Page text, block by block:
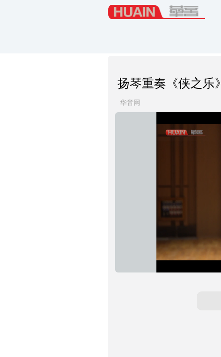
扬琴重奏《侠之乐》
华音网
加
载
毕:
进
度: